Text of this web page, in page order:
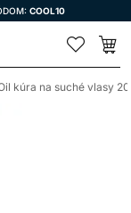
COOL10
kúra na suché vlasy